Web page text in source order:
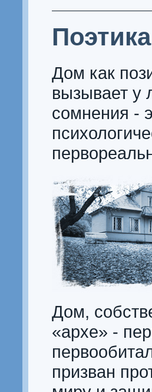
Дом как
вызывает у
сомнения -
Дом,
«архе» -
призван